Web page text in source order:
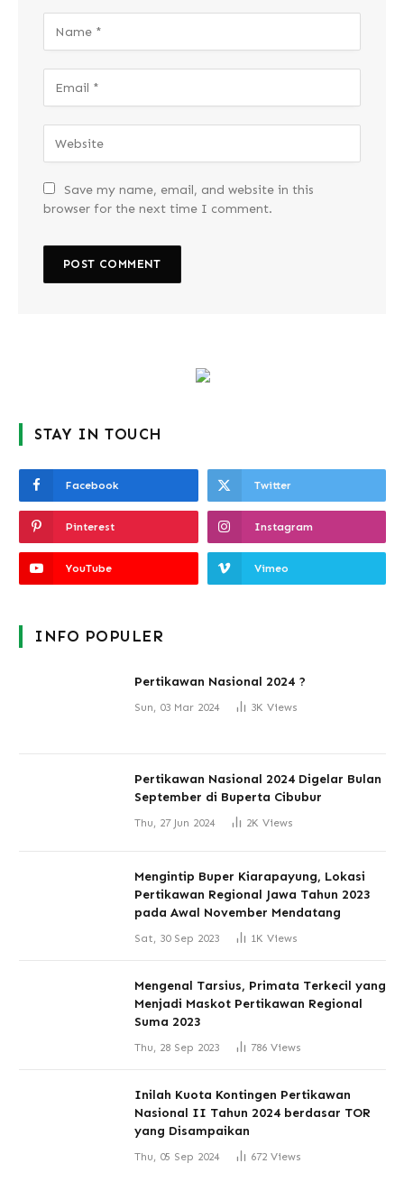
Save my name, email, and website in this
browser for the next time I comment.
STAY IN TOUCH
Facebook Twitter
Pinterest Instagram
YouTube Vimeo
INFO POPULER
Pertikawan Nasional 2024 ?
Sun, 03 Mar 2024 3K Views
Pertikawan Nasional 2024 Digelar Bulan
September di Buperta Cibubur
Thu, 27 Jun 2024 2K Views
Mengintip Buper Kiarapayung, Lokasi
Pertikawan Regional Jawa Tahun 2023
pada Awal November Mendatang
Sat, 30 Sep 2023 1K Views
Mengenal Tarsius, Primata Terkecil yang
Menjadi Maskot Pertikawan Regional
Suma 2023
Thu, 28 Sep 2023 786 Views
Inilah Kuota Kontingen Pertikawan
Nasional II Tahun 2024 berdasar TOR
yang Disampaikan
Thu, 05 Sep 2024 672 Views